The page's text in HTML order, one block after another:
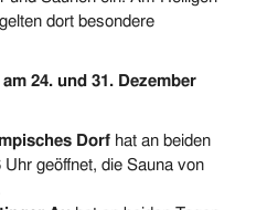
dort besondere
24. und 31. Dezember
Dorf hat an beiden
geöffnet, die Sauna von